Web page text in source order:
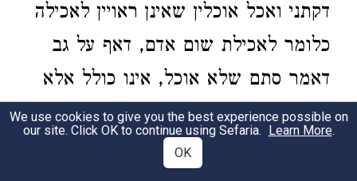
דקתני ואכל אוכלין שאינן ראויין לאכילה
כלומר לאכילת שום אדם, דאף על גב
דאמר סתם שלא אוכל, אינו כולל אלא
דברים שראויין לאכילת אדם בין מותרים
ובין אסורים וכל שאינו ראוי לאכילת
We use cookies to give you the best experience possible on
our site. Click OK to continue using Sefaria. Learn More.
OK